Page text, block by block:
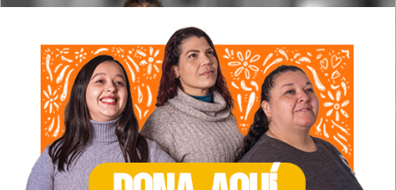
DONAR / SER